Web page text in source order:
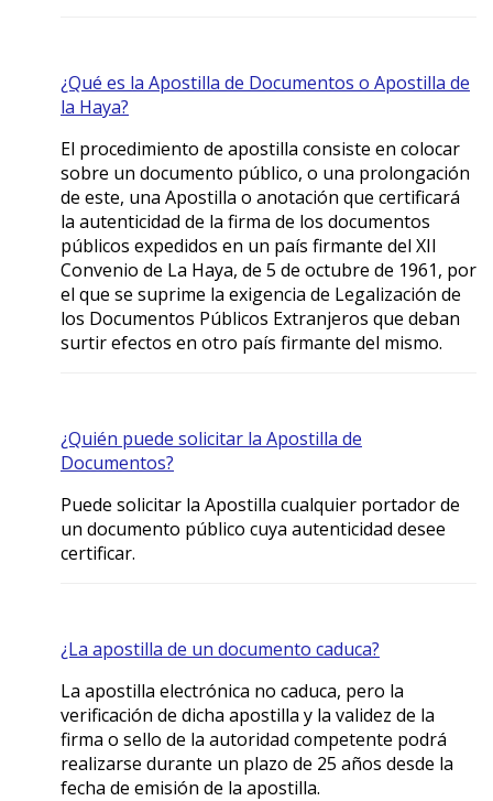
¿Qué es la Apostilla de Documentos o Apostilla de
la Haya?
El procedimiento de apostilla consiste en colocar
sobre un documento público, o una prolongación
de este, una Apostilla o anotación que certificará
la autenticidad de la firma de los documentos
públicos expedidos en un país firmante del XII
Convenio de La Haya, de 5 de octubre de 1961, por
el que se suprime la exigencia de Legalización de
los Documentos Públicos Extranjeros que deban
surtir efectos en otro país firmante del mismo.
¿Quién puede solicitar la Apostilla de
Documentos?
Puede solicitar la Apostilla cualquier portador de
un documento público cuya autenticidad desee
certificar.
¿La apostilla de un documento caduca?
La apostilla electrónica no caduca, pero la
verificación de dicha apostilla y la validez de la
firma o sello de la autoridad competente podrá
realizarse durante un plazo de 25 años desde la
fecha de emisión de la apostilla.